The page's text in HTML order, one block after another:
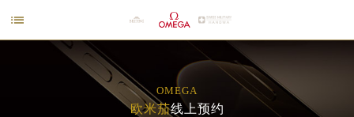

OMEGA
欧米茄线上预约